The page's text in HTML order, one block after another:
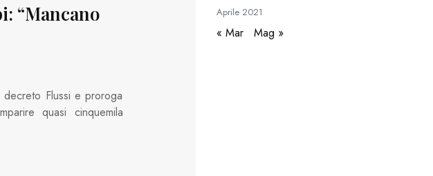
“Mancano
Flussi e proroga
quasi cinquemila
Aprile2021
« Mar Mag »